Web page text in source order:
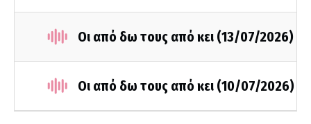
Οι από δω τους από κει (13/07/2026)
Οι από δω τους από κει (10/07/2026)